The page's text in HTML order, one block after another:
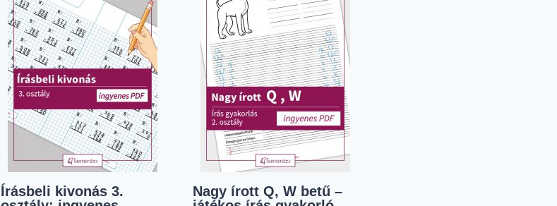
Írásbeli kivonás 3.
Nagy írott Q, W betű –